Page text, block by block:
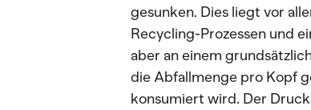
gesunken. Dies liegt vor
Recycling-Prozessen und
aber an einem
die Abfallmenge pro Kopf
konsumiert wird. Der